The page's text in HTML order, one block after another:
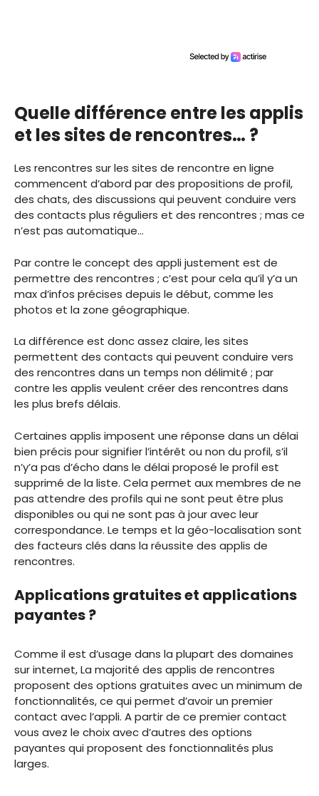
Quelle différence entre les applis
et les sites de rencontres… ?
Les rencontres sur les sites de rencontre en ligne
commencent d’abord par des propositions de profil,
des chats, des discussions qui peuvent conduire vers
des contacts plus réguliers et des rencontres ; mas ce
n’est pas automatique…
Par contre le concept des appli justement est de
permettre des rencontres ; c’est pour cela qu’il y’a un
max d’infos précises depuis le début, comme les
photos et la zone géographique.
La différence est donc assez claire, les sites
permettent des contacts qui peuvent conduire vers
des rencontres dans un temps non délimité ; par
contre les applis veulent créer des rencontres dans
les plus brefs délais.
Certaines applis imposent une réponse dans un délai
bien précis pour signifier l’intérêt ou non du profil, s’il
n’y’a pas d’écho dans le délai proposé le profil est
supprimé de la liste. Cela permet aux membres de ne
pas attendre des profils qui ne sont peut être plus
disponibles ou qui ne sont pas à jour avec leur
correspondance. Le temps et la géo-localisation sont
des facteurs clés dans la réussite des applis de
rencontres.
Applications gratuites et applications
payantes ?
Comme il est d’usage dans la plupart des domaines
sur internet, La majorité des applis de rencontres
proposent des options gratuites avec un minimum de
fonctionnalités, ce qui permet d’avoir un premier
contact avec l’appli. A partir de ce premier contact
vous avez le choix avec d’autres des options
payantes qui proposent des fonctionnalités plus
larges.